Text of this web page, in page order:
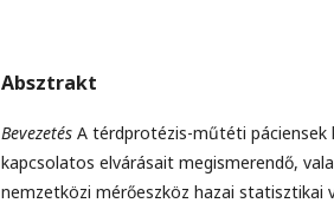
Absztrakt
Bevezetés A térdprotézis-műtéti páciensek
kapcsolatos elvárásait megismerendő,
nemzetközi mérőeszköz hazai statisztikai